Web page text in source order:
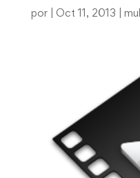
por Oct 11, 2013